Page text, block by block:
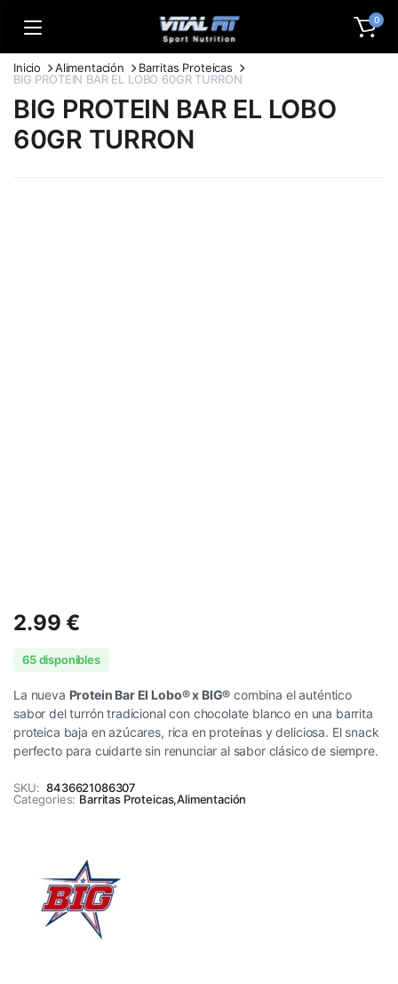
0
Inicio Alimentación
Barritas Proteicas
BIG PROTEIN BAR EL LOBO 60GR TURRON
BIG PROTEIN BAR EL LOBO
60GR TURRON
2.99€
65 disponibles
La nueva Protein Bar El Lobo® x BIG® combina el auténtico
sabor del turrón tradicional con chocolate blanco en una barrita
proteica baja en azúcares, rica en proteínas y deliciosa. El snack
perfecto para cuidarte sin renunciar al sabor clásico de siempre.
SKU: 8436621086307
Categories: Barritas Proteicas,Alimentación